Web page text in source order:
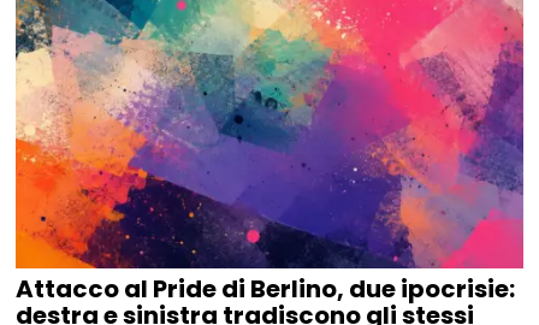
Attacco al Pride di Berlino, due ipocrisie:
destra e sinistra tradiscono gli stessi